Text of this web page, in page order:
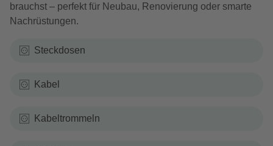
brauchst – perfekt für Neubau, Renovierung oder smarte
Nachrüstungen.
Steckdosen
Kabel
Kabeltrommeln